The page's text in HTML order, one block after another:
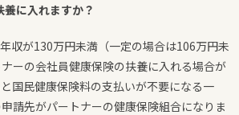
に入れますか？
収が130万円未満（一定の場合は106万円未
ーの会社員健康保険の扶養に入れる場合が
国民健康保険料の支払いが不要になる一
請先がパートナーの健康保険組合になりま